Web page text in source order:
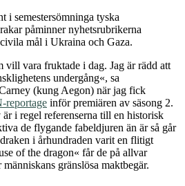
i semestersömninga tyska
påminner nyhetsrubrikerna
mål i Ukraina och Gaza.
vill vara fruktade i dag. Jag är rädd att
undergång«, sa
(kung Aegon) när jag fick
reportage inför premiären av säsong 2.
i regel referenserna till en historisk
de flygande fabeldjuren än är så går
i århundraden varit en flitigt
of the dragon« får de på allvar
gränslösa maktbegär.